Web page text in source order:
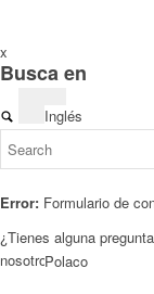
Inglés
Polaco
x
Busca en
Error: Formulario de
¿Tienes alguna
nosotros.